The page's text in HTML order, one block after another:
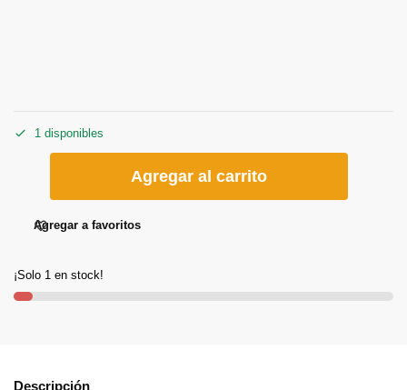
1 disponibles
Agregar al carrito
Agregar a favoritos
¡Solo 1 en stock!
Descripción